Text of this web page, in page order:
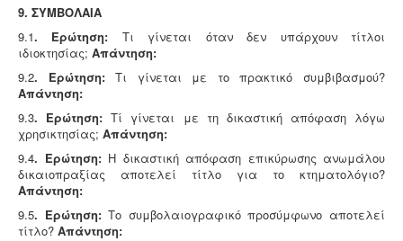
9. ΣΥΜΒΟΛΑΙΑ
9.1. Ερώτηση: Τι γίνεται όταν δεν υπάρχουν τίτλοι
ιδιoκτησίας; Απάντηση:
9.2. Ερώτηση:Τι γίνεται με το πρακτικό συμβιβασμού?
Απάντηση:
9.3. Ερώτηση:Τί γίνεται με τη δικαστική απόφαση λόγω
χρησικτησίας; Απάντηση:
9.4. Ερώτηση: Η δικαστική απόφαση επικύρωσης ανωμάλου
δικαιοπραξίας αποτελεί τίτλο για το κτηματολόγιο?
Απάντηση:
9.5. Ερώτηση:Το συμβολαιογραφικό προσύμφωνο αποτελεί
τίτλο? Απάντηση: